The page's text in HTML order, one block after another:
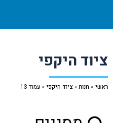
ציוד היקפי
ראשי » חנות»ציוד היקפי » עמוד 13